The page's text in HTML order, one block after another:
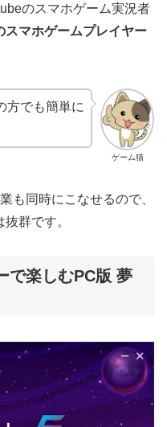
のスマホゲーム実況者
マホゲームプレイヤー
ゲーム猫
方でも簡単に
も同時にこなせるので、
群です。
で楽しむPC版 夢